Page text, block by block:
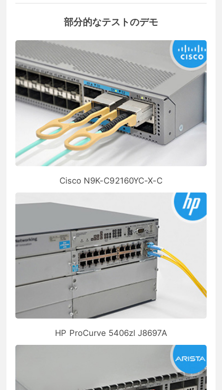
部分的なテストのデモ
Cisco N9K-C92160YC-X-C
HP ProCurve 5406zl J8697A